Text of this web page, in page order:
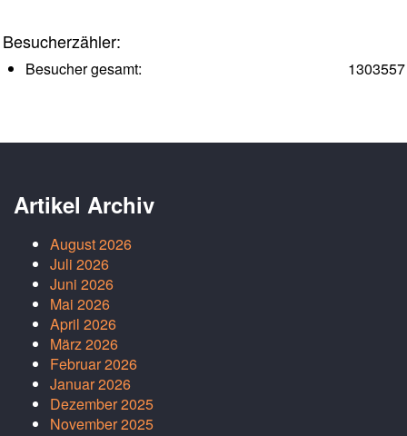
Besucherzähler:
1303557
Besucher gesamt:
Artikel Archiv
August 2026
Juli 2026
Juni 2026
Mai 2026
April 2026
März 2026
Februar 2026
Januar 2026
Dezember 2025
November 2025